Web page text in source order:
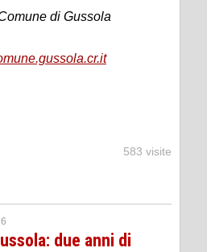
di Gussola
583 visite
due anni di